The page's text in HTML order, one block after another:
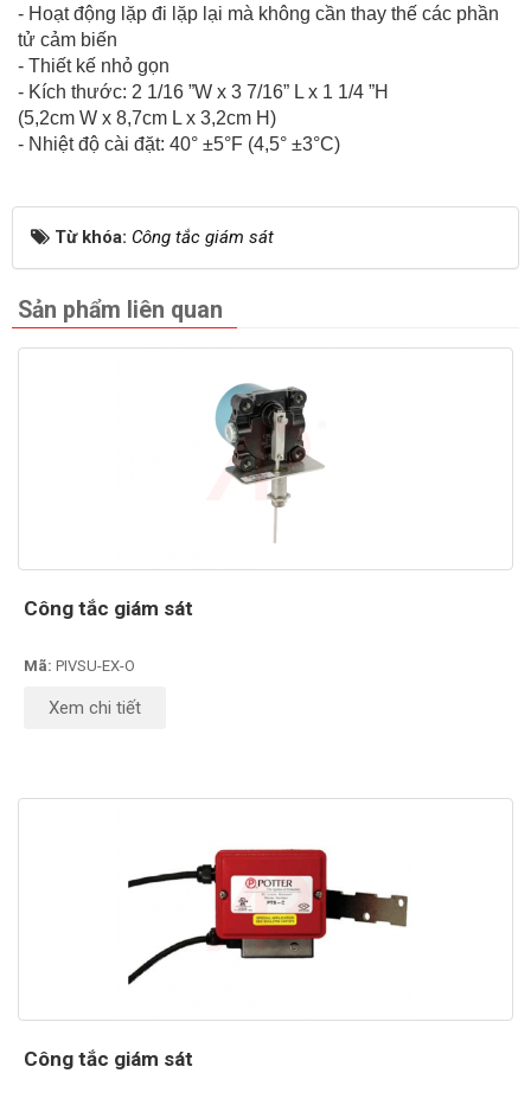
- Hoạt động lặp đi lặp lại mà không cần thay thế các phần
tử cảm biến
- Thiết kế nhỏ gọn
- Kích thước: 2 1/16 ”W x 3 7/16” L x 1 1/4 ”H
(5,2cm W x 8,7cm L x 3,2cm H)
- Nhiệt độ cài đặt: 40° ±5°F (4,5° ±3°C)
Từ khóa: Công tắc giám sát
Sản phẩm liên quan
Công tắc giám sát
Mã: PIVSU-EX-O
Xem chi tiết
Công tắc giám sát